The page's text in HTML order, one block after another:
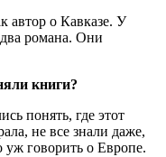
автор о Кавказе. У
романа. Они
книги?
понять, где этот
не все знали даже,
уж говорить о Европе.